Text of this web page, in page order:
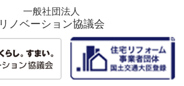
一般社団法人
リノベーション協議会